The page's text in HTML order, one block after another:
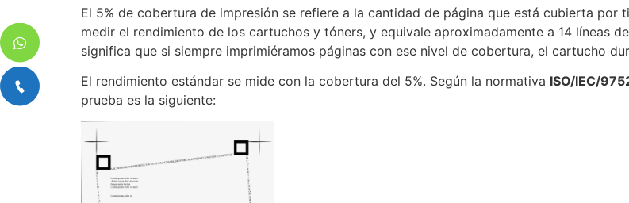
El 5% de cobertura de impresión se refiere a la cantidad de página que está cubierta por
medir el rendimiento de los cartuchos y tóners, y equivale aproximadamente a 14 líneas
significa que si siempre imprimiéramos páginas con ese nivel de cobertura, el cartucho
El rendimiento estándar se mide con la cobertura del 5%. Según la normativa ISO/IEC/
prueba es la siguiente: